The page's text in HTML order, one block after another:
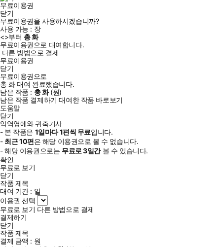
무료이용권
닫기
무료이용권을 사용하시겠습니까?
사용 가능 : 장
<>부터 총화
무료이용권으로 대여합니다.
다른 방법으로 결제
무료이용권
닫기
무료이용권으로
총 화대여 완료했습니다.
남은 작품 : 총화(원)
남은 작품 결제하기 대여한 작품 바로보기
도움말
닫기
악역영애와 귀축기사
- 본 작품은 1일마다1편씩 무료입니다.
- 최근10편은 해당 이용권으로 볼 수 없습니다.
- 해당 이용권으로는 무료로3일간볼 수 있습니다.
확인
무료로 보기
닫기
작품 제목
대여 기간 : 일
이용권 선택
무료로 보기 다른 방법으로 결제
결제하기
닫기
작품 제목
결제 금액 : 원